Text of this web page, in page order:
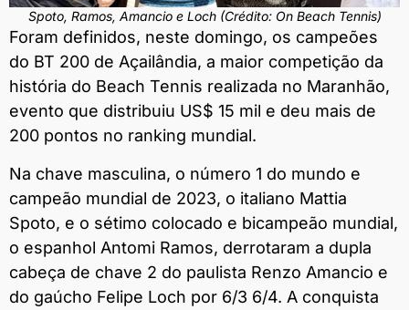
Spoto, Ramos, Amancio e Loch (Crédito: On Beach Tennis)
Foram definidos, neste domingo, os campeões
do BT 200 de Açailândia, a maior competição da
história do Beach Tennis realizada no Maranhão,
evento que distribuiu US$ 15 mil e deu mais de
200 pontos no ranking mundial.
Na chave masculina, o número 1 do mundo e
campeão mundial de 2023, o italiano Mattia
Spoto, e o sétimo colocado e bicampeão mundial,
o espanhol Antomi Ramos, derrotaram a dupla
cabeça de chave 2 do paulista Renzo Amancio e
do gaúcho Felipe Loch por 6/3 6/4. A conquista